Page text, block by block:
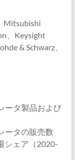
Mitsubishi
、Keysight
& Schwarz、
ータ製品および
ータの販売数
シェア（2020-